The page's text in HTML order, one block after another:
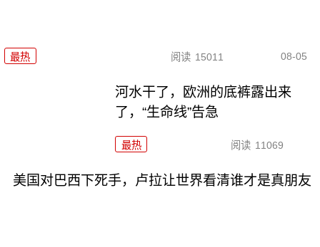
最热 阅读 15011 08-05
河水干了，欧洲的底裤露出来
了，“生命线”告急
最热 阅读 11069
美国对巴西下死手，卢拉让世界看清谁才是真朋友